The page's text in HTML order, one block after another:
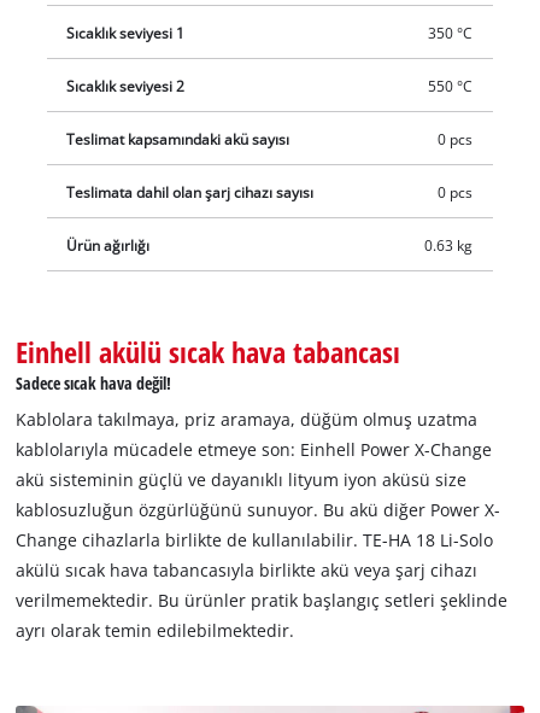
Sıcaklık seviyesi 1 350 °C
Sıcaklık seviyesi 2 550 °C
Teslimat kapsamındaki akü sayısı 0 pcs
Teslimata dahil olan şarj cihazı sayısı 0 pcs
Ürün ağırlığı 0.63 kg
Einhell akülü sıcak hava tabancası
Sadece sıcak hava değil!
Kablolara takılmaya, priz aramaya, düğüm olmuş uzatma
kablolarıyla mücadele etmeye son: Einhell Power X-Change
akü sisteminin güçlü ve dayanıklı lityum iyon aküsü size
kablosuzluğun özgürlüğünü sunuyor. Bu akü diğer Power X-
Change cihazlarla birlikte de kullanılabilir. TE-HA 18 Li-Solo
akülü sıcak hava tabancasıyla birlikte akü veya şarj cihazı
verilmemektedir. Bu ürünler pratik başlangıç setleri şeklinde
ayrı olarak temin edilebilmektedir.